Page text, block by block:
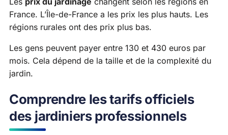
France. L’Île-de-France a les prix les plus hauts. Les
régions rurales ont des prix plus bas.
Les gens peuvent payer entre 130 et 430 euros par
mois. Cela dépend de la taille et de la complexité du
jardin.
Comprendre les tarifs officiels
des jardiniers professionnels